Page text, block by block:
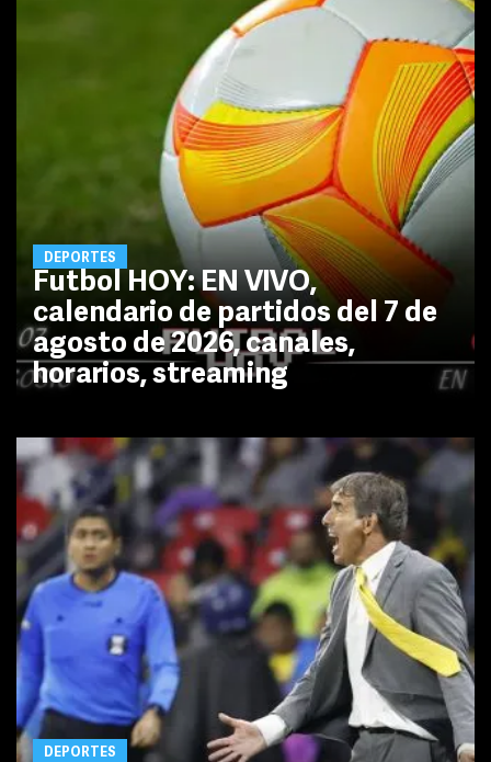
DEPORTES
Futbol HOY: EN VIVO,
calendario de partidos del 7 de
agosto de 2026, canales,
horarios, streaming
DEPORTES